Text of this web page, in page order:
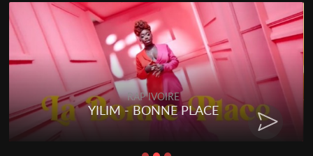
RAP IVOIRE
YILIM - BONNE PLACE